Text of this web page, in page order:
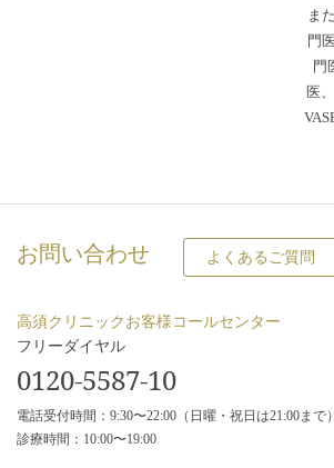
ま
門
門
医
お問い合わせ よくあるご質問
高須クリニックお客様コールセンター
フリーダイヤル
0120-5587-10
電話受付時間：9:30〜22:00（日曜・祝日は21:00まで）
診療時間：10:00〜19:00